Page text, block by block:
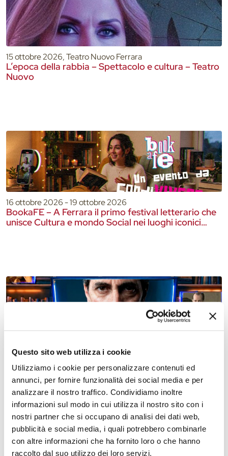
Questo sito web utilizza i cookie
Utilizziamo i cookie per personalizzare contenuti ed
annunci, per fornire funzionalità dei social media e per
analizzare il nostro traffico. Condividiamo inoltre
informazioni sul modo in cui utilizza il nostro sito con i
nostri partner che si occupano di analisi dei dati web,
pubblicità e social media, i quali potrebbero combinarle
con altre informazioni che ha fornito loro o che hanno
raccolto dal suo utilizzo dei loro servizi.
15 ottobre 2026, Teatro Nuovo Ferrara
L’epoca della rabbia – Spettacolo e cultura – Teatro
Nuovo
16 ottobre 2026 - 19 ottobre 2026
BookaFE – A Ferrara il primo festival letterario che
unisce Cultura e mondo Social nei luoghi iconici
17 ottobre 2026 - 18 ottobre 2026, Teatro Nuovo
Tutti gli uomini che non sono – Teatro Nuovo